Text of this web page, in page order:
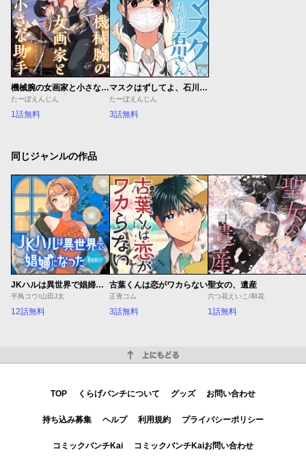
機械腕の女画家と小さな助手
たーぼえんじん
1話無料
マスクはずしてよ、石川さん
たーぼえんじん
3話無料
同じジャンルの作品
JKハルは異世界で娼婦になった Winter
平鳥コウ/山田J太
12話無料
古葉くんは恋がワカらない
正青コム
3話無料
聖女の、遺産
六つ花えいこ/和花
1話無料
TOP くらげバンチについて グッズ お問い合わせ
持ち込み募集 ヘルプ 利用規約 プライバシーポリシー
コミックバンチKai コミックバンチKaiお問い合わせ